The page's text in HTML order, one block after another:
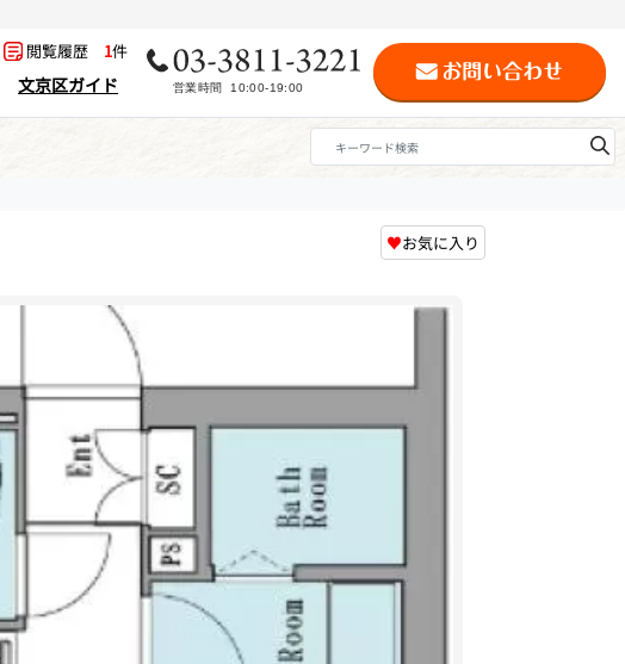
閲覧履歴 1件
文京区ガイド
♥お気に入り